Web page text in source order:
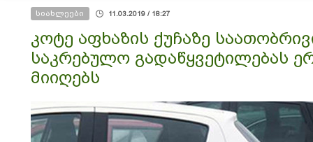
სიახლეები 11.03.2019 / 18:27
კოტე აფხაზის ქუჩაზე
საკრებულო გადაწყვეტილებას
მიიღებს